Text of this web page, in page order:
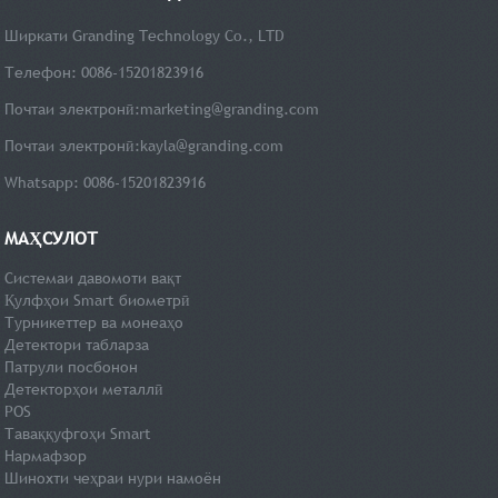
Ширкати Granding Technology Co., LTD
Телефон: 0086-15201823916
Почтаи электронӣ:marketing@granding.com
Почтаи электронӣ:kayla@granding.com
Whatsapp: 0086-15201823916
МАҲСУЛОТ
Системаи давомоти вақт
Қулфҳои Smart биометрӣ
Турникеттер ва монеаҳо
Детектори табларза
Патрули посбонон
Детекторҳои металлӣ
POS
Таваққуфгоҳи Smart
Нармафзор
Шинохти чеҳраи нури намоён